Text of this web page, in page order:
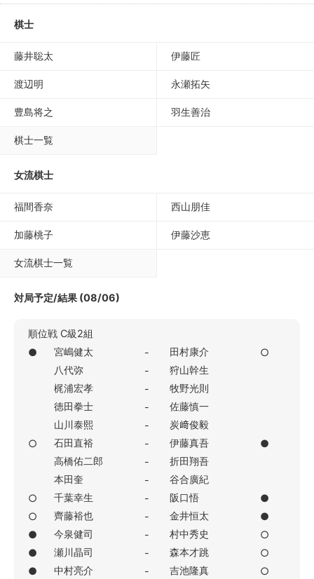
棋士
藤井聡太 伊藤匠
渡辺明 永瀬拓矢
豊島将之 羽生善治
棋士一覧
女流棋士
福間香奈 西山朋佳
加藤桃子 伊藤沙恵
女流棋士一覧
対局予定/結果 (08/06)
順位戦 C級2組
●
宮嶋健太 - 田村康介
○
八代弥
-
狩山幹生
梶浦宏孝
-
牧野光則
徳田拳士
-
佐藤慎一
山川泰熙
-
炭﨑俊毅
○
石田直裕 - 伊藤真吾
●
高橋佑二郎
-
折田翔吾
本田奎
-
谷合廣紀
○
千葉幸生 - 阪口悟
●
○
齊藤裕也 - 金井恒太
●
●
今泉健司 - 村中秀史
○
●
瀬川晶司 - 森本才跳
○
●
中村亮介 - 吉池隆真 ○